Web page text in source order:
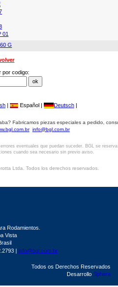
01
G
por codigo:
| Español | Deutsch |
Fabricamos piezas especiales a pedido,
info@bgl.com.br
eventuales que puedan suceder. BGL se
cuando sea necesario sin previo aviso.
Ltda. Todos los derechos reservados.
Rodamientos.
Vista
| info@bgl.com.br
Todos os Derechos Reservados
Desarrollo Sphera